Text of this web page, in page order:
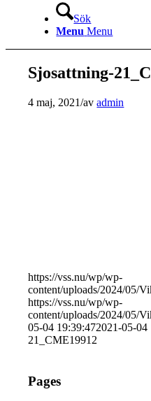
Sök
Menu Menu
Sjosattning-
4 maj, 2021/avadmin
https://vss.nu/wp/wp-
content/uploads/2024/05/
https://vss.nu/wp/wp-
content/uploads/2024/05/
05-04 19:39:472021-05-04
21_CME19912
Pages